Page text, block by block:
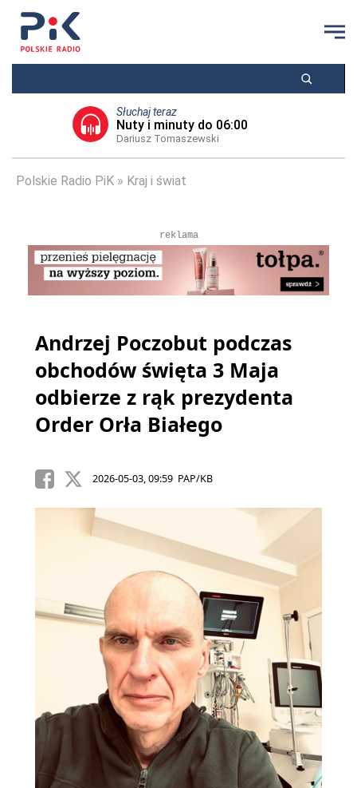
Słuchaj teraz
Nuty i minuty do 06:00
Dariusz Tomaszewski
Polskie Radio PiK Kraj i świat
reklama
Andrzej Poczobut podczas
obchodów święta 3 Maja
odbierze z rąk prezydenta
Order Orła Białego
2026-05-03, 09:59 PAP/KB